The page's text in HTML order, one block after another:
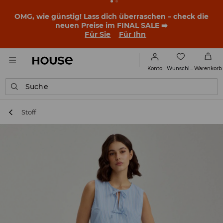
OMG, wie günstig! Lass dich überraschen – check die
neuen Preise im FINAL SALE ➡️
Für Sie
Für Ihn
Konto Warenkorb
Suche
Stoff